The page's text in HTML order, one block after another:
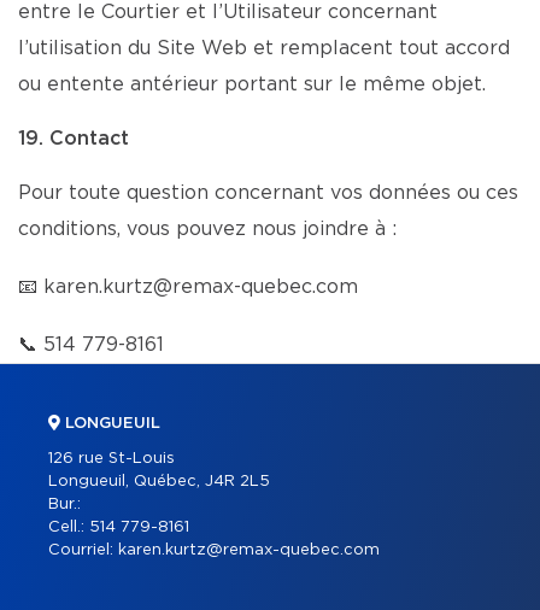
entre le Courtier et l’Utilisateur concernant
l’utilisation du Site Web et remplacent tout accord
ou entente antérieur portant sur le même objet.
19. Contact
Pour toute question concernant vos données ou ces
conditions, vous pouvez nous joindre à :
📧 karen.kurtz@remax-quebec.com
📞 514 779-8161
LONGUEUIL
126 rue St-Louis
Longueuil, Québec, J4R 2L5
Bur.:
Cell.: 514 779-8161
Courriel: karen.kurtz@remax-quebec.com